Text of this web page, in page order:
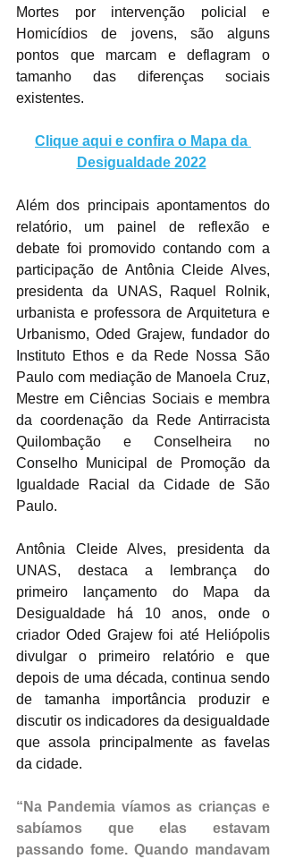
Mortes por intervenção policial e
Homicídios de jovens, são alguns
pontos que marcam e deflagram o
tamanho das diferenças sociais
existentes.
Clique aqui e confira o Mapa da
Desigualdade 2022
Além dos principais apontamentos do
relatório, um painel de reflexão e
debate foi promovido contando com a
participação de Antônia Cleide Alves,
presidenta da UNAS, Raquel Rolnik,
urbanista e professora de Arquitetura e
Urbanismo, Oded Grajew, fundador do
Instituto Ethos e da Rede Nossa São
Paulo com mediação de Manoela Cruz,
Mestre em Ciências Sociais e membra
da coordenação da Rede Antirracista
Quilombação e Conselheira no
Conselho Municipal de Promoção da
Igualdade Racial da Cidade de São
Paulo.
Antônia Cleide Alves, presidenta da
UNAS, destaca a lembrança do
primeiro lançamento do Mapa da
Desigualdade há 10 anos, onde o
criador Oded Grajew foi até Heliópolis
divulgar o primeiro relatório e que
depois de uma década, continua sendo
de tamanha importância produzir e
discutir os indicadores da desigualdade
que assola principalmente as favelas
da cidade.
“Na Pandemia víamos as crianças e
sabíamos que elas estavam
passando fome. Quando mandavam